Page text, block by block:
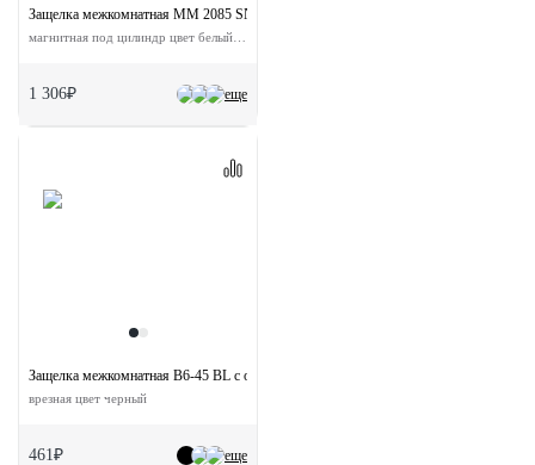
еще
Защелка межкомнатная MM 2085 SN с ответной планкой
1 306₽
еще
Защелка межкомнатная B6-45 BL с ответной планкой
врезная цвет черный
461₽